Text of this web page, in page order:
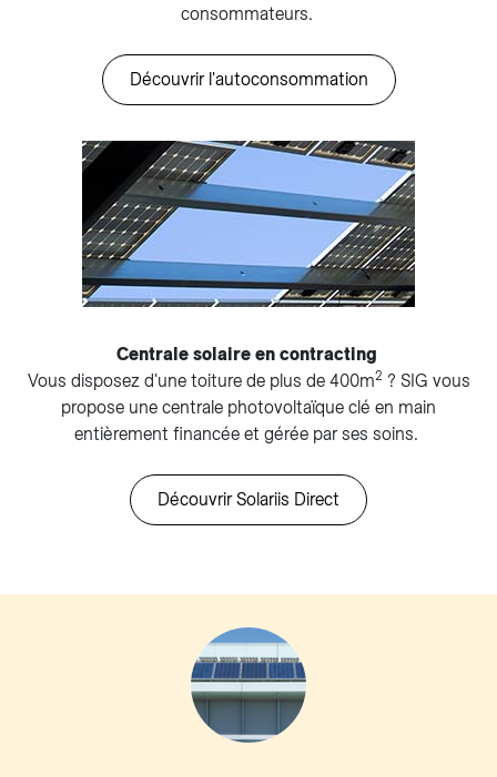
consommateurs.
Découvrir l'autoconsommation
Centrale solaire en contracting
Vous disposez d'une toiture de plus de 400m2 ? SIG vous
propose une centrale photovoltaïque clé en main
entièrement financée et gérée par ses soins.
Découvrir Solariis Direct